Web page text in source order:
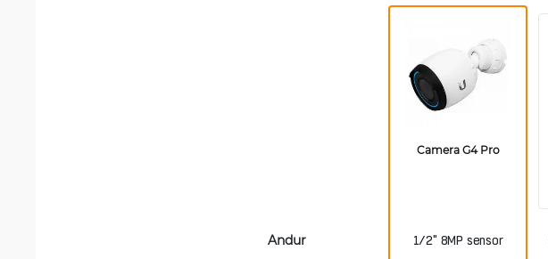
Camera G4 Pro
Andur 1/2" 8MP sensor